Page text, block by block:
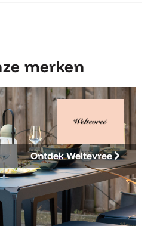
merken
Ontdek Weltevree